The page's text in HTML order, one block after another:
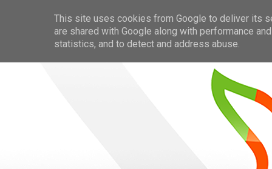
This site uses cookies from Google to deliver its
are shared with Google along with performance
statistics, and to detect and address abuse.